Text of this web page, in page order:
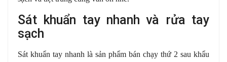
Sát khuẩn tay nhanh và rửa tay
sạch
Sát khuẩn tay nhanh là sản phẩm bán chạy thứ 2 sau khẩu